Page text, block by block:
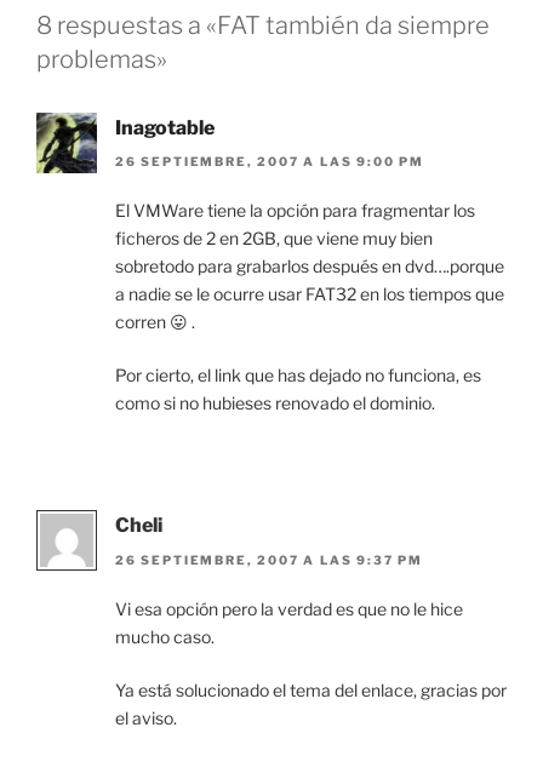
o
k
p
e
8 respuestas a «FAT también da siempre
problemas»
Inagotable
26 SEPTIEMBRE, 2007 A LAS 9:00 PM
El VMWare tiene la opción para fragmentar los
ficheros de 2 en 2GB, que viene muy bien
sobretodo para grabarlos después en dvd….porque
a nadie se le ocurre usar FAT32 en los tiempos que
corren 😛 .
Por cierto, el link que has dejado no funciona, es
como si no hubieses renovado el dominio.
Cheli
26 SEPTIEMBRE, 2007 A LAS 9:37 PM
Vi esa opción pero la verdad es que no le hice
mucho caso.
Ya está solucionado el tema del enlace, gracias por
el aviso.